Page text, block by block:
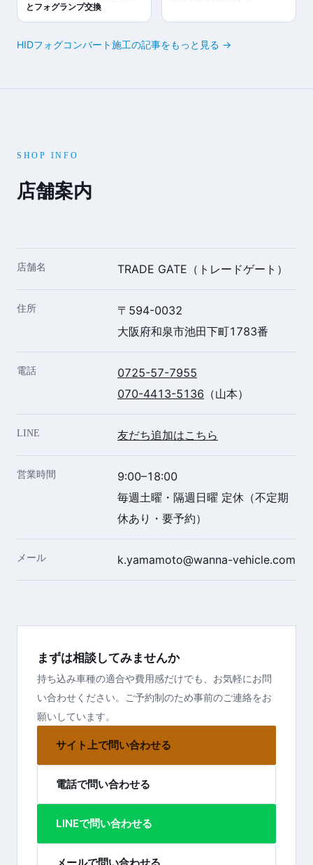
とフォグランプ交換
HIDフォグコンバート施工の記事をもっと見る →
SHOP INFO
店舗案内
店舗名 TRADE GATE（トレードゲート）
住所
〒594-0032
大阪府和泉市池田下町1783番
電話
0725-57-7955
070-4413-5136 （山本）
LINE 友だち追加はこちら
営業時間
9:00–18:00
毎週土曜・隔週日曜 定休（不定期
休あり・要予約）
メール k.yamamoto@wanna-vehicle.com
まずは相談してみませんか
持ち込み車種の適合や費用感だけでも、お気軽にお問
い合わせください。ご予約制のため事前のご連絡をお
願いしています。
サイト上で問い合わせる
電話で問い合わせる
LINEで問い合わせる
メールで問い合わせる